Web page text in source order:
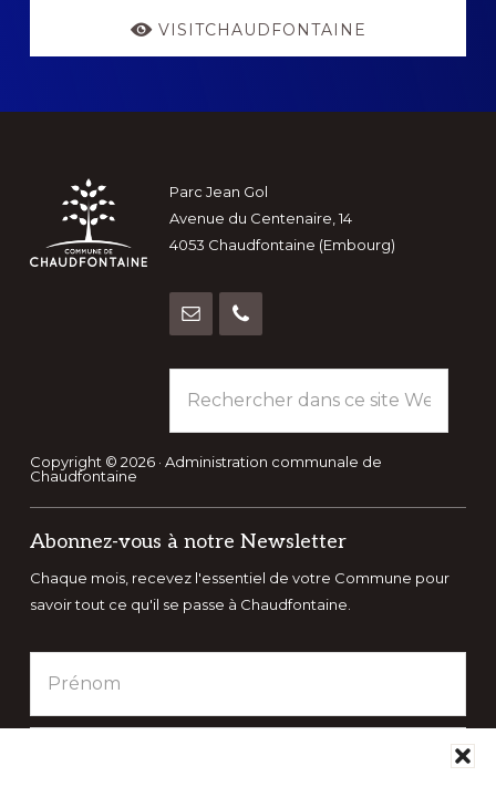
VISITCHAUDFONTAINE
Footer
Parc Jean Gol
Avenue du Centenaire, 14
4053 Chaudfontaine (Embourg)
dans
ce
site
Copyright © 2026 · Administration communale de
Chaudfontaine
Abonnez-vous à notre Newsletter
Chaque mois, recevez l'essentiel de votre Commune pour
savoir tout ce qu'il se passe à Chaudfontaine.